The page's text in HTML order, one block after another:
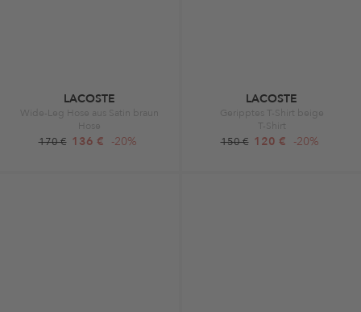
LACOSTE
Wide-Leg Hose aus Satin braun
Hose
170 € 136 € -20%
LACOSTE
Geripptes T-Shirt beige
T-Shirt
150 € 120 € -20%